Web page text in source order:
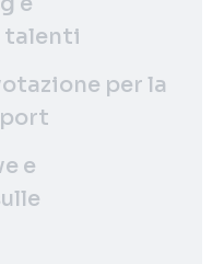
talenti
per la
e